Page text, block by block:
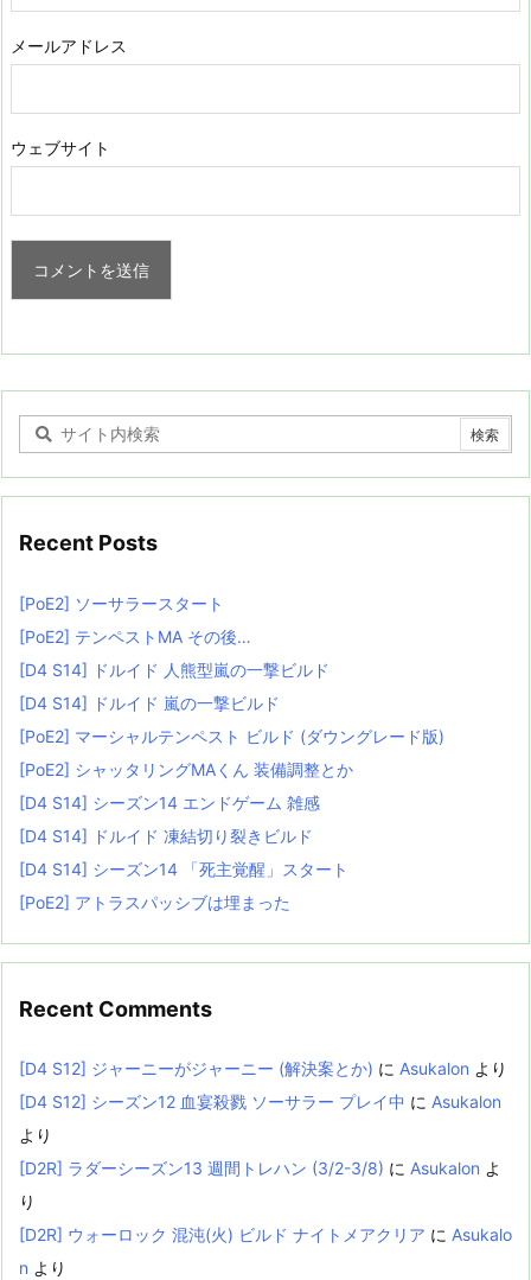
メールアドレス
ウェブサイト
Recent Posts
[PoE2] ソーサラースタート
[PoE2] テンペストMA その後…
[D4 S14] ドルイド 人熊型嵐の一撃ビルド
[D4 S14] ドルイド 嵐の一撃ビルド
[PoE2] マーシャルテンペスト ビルド (ダウングレード版)
[PoE2] シャッタリングMAくん 装備調整とか
[D4 S14] シーズン14 エンドゲーム 雑感
[D4 S14] ドルイド 凍結切り裂きビルド
[D4 S14] シーズン14 「死主覚醒」スタート
[PoE2] アトラスパッシブは埋まった
Recent Comments
[D4 S12] ジャーニーがジャーニー (解決案とか) に Asukalon より
[D4 S12] シーズン12 血宴殺戮 ソーサラー プレイ中 に Asukalon
より
[D2R] ラダーシーズン13 週間トレハン (3/2-3/8) に Asukalon よ
り
[D2R] ウォーロック 混沌(火) ビルド ナイトメアクリア に Asukalo
n より